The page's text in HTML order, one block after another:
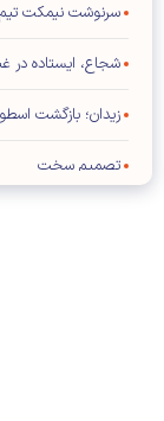
سرنوشت نیمکت
شجاع، ایستاده در
زیدان؛ بازگشت
تصمیم سخت